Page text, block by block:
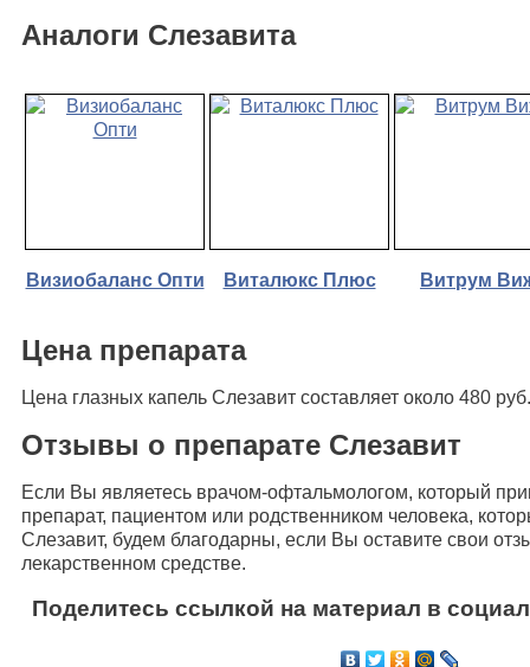
Аналоги Слезавита
Визиобаланс Опти Виталюкс Плюс Витрум
Цена препарата
Цена глазных капель Слезавит составляет около 480 руб.
Отзывы о препарате Слезавит
Если Вы являетесь врачом-офтальмологом, который
препарат, пациентом или родственником человека,
Слезавит, будем благодарны, если Вы оставите свои
лекарственном средстве.
Поделитесь ссылкой на материал в